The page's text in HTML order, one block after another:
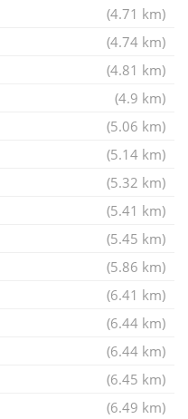
(4.71 km)
(4.74 km)
(4.81 km)
(4.9 km)
(5.06 km)
(5.14 km)
(5.32 km)
(5.41 km)
(5.45 km)
(5.86 km)
(6.41 km)
(6.44 km)
(6.44 km)
(6.45 km)
(6.49 km)